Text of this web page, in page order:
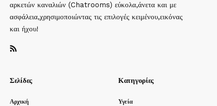
αρκετών καναλιών (Chatrooms) εύκολα,άνετα και με
ασφάλεια,χρησιμοποιώντας τις επιλογές κειμένου,εικόνας
και ήχου!
Σελίδες
Αρχική
Κατηγορίες
Υγεία